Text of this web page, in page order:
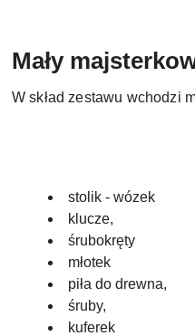
Mały
W skład zestawu wchodzi
stolik - wózek
klucze,
śrubokręty
młotek
piła do drewna,
śruby,
kuferek